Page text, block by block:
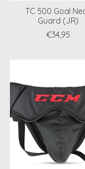
TC 500 Goal
Guard (JR)
€34,95